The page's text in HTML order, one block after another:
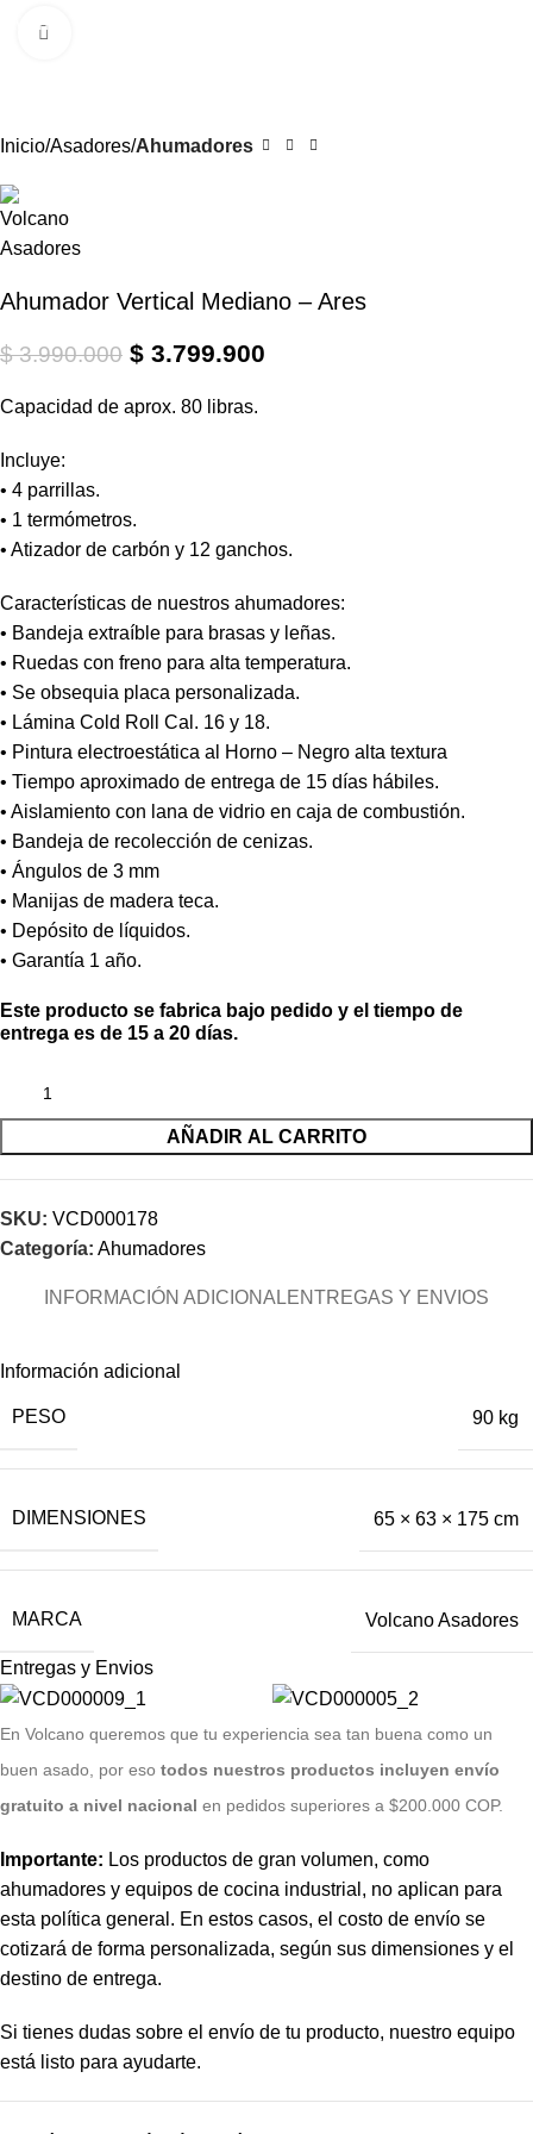
Menú
Inicio Asadores Ahumadores
Ahumador Vertical Mediano – Ares
$3.990.000 $ 3.799.900
Capacidad de aprox. 80 libras.
Incluye:
• 4 parrillas.
• 1 termómetros.
• Atizador de carbón y 12 ganchos.
Características de nuestros ahumadores:
• Bandeja extraíble para brasas y leñas.
• Ruedas con freno para alta temperatura.
• Se obsequia placa personalizada.
• Lámina Cold Roll Cal. 16 y 18.
• Pintura electroestática al Horno – Negro alta textura
• Tiempo aproximado de entrega de 15 días hábiles.
• Aislamiento con lana de vidrio en caja de combustión.
• Bandeja de recolección de cenizas.
• Ángulos de 3 mm
• Manijas de madera teca.
• Depósito de líquidos.
• Garantía 1 año.
Este producto se fabrica bajo pedido y el tiempo de
entrega es de 15 a 20 días.
AÑADIR AL CARRITO
SKU: VCD000178
Categoría: Ahumadores
INFORMACIÓN ADICIONALENTREGAS Y ENVIOS
Información adicional
PESO 90 kg
DIMENSIONES 65 × 63 × 175 cm
MARCA Volcano Asadores
Entregas y Envios
En Volcano queremos que tu experiencia sea tan buena como un
buen asado, por eso todos nuestros productos incluyen envío
gratuito a nivel nacional en pedidos superiores a $200.000 COP.
Importante: Los productos de gran volumen, como
ahumadores y equipos de cocina industrial, no aplican para
esta política general. En estos casos, el costo de envío se
cotizará de forma personalizada, según sus dimensiones y el
destino de entrega.
Si tienes dudas sobre el envío de tu producto, nuestro equipo
está listo para ayudarte.